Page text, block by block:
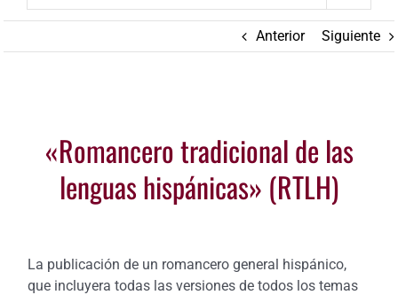
Anterior Siguiente
«Romancero tradicional de las
lenguas hispánicas» (RTLH)
La publicación de un romancero general hispánico,
que incluyera todas las versiones de todos los temas